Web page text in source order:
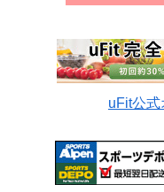
uFit公